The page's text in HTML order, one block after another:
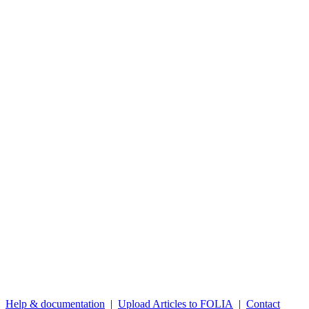
Help & documentation | Upload Articles to FOLIA | Contact